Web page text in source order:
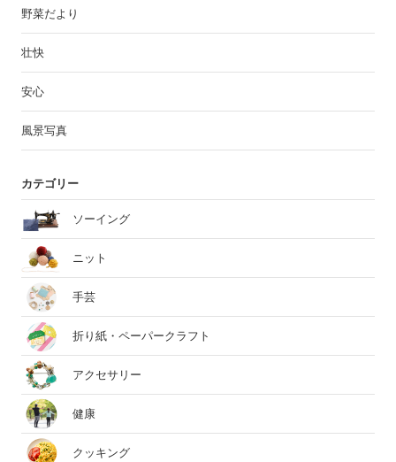
野菜だより
壮快
安心
風景写真
カテゴリー
ソーイング
ニット
手芸
折り紙・ペーパークラフト
アクセサリー
健康
クッキング